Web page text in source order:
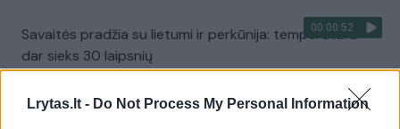
Lrytas.lt - Do Not Process My Personal Information
00:00:52
Savaitės pradžia su lietumi ir perkūnija: temperatūra
dar sieks 30 laipsnių